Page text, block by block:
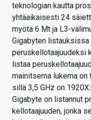
teknologian kautta
yhtäaikaisesti 24
myötä 6 Mt ja L3-
Gigabyten listauksissa
peruskellotaajuudeksi
listaa
mainitsema lukema
sillä 3,5 GHz on
Gigabyte on listannut
kellotaajuuden, jonka